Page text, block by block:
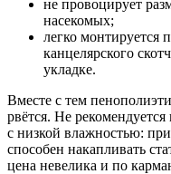
не провоцирует
насекомых;
легко
канцелярского
укладке.
Вместе с тем
рвётся. Не
с низкой влажностью:
способен накапливать
цена невелика и по